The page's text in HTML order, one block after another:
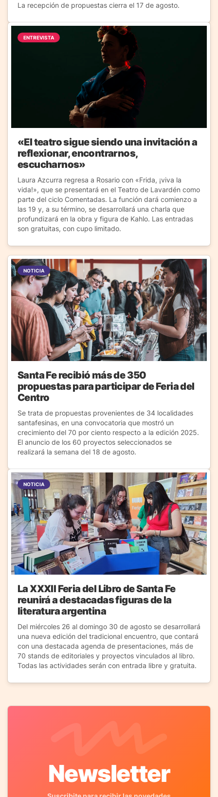
La recepción de propuestas cierra el 17 de agosto.
ENTREVISTA
«El teatro sigue siendo una invitación a
reflexionar, encontrarnos,
escucharnos»
Laura Azcurra regresa a Rosario con «Frida, ¡viva la
vida!», que se presentará en el Teatro de Lavardén como
parte del ciclo Comentadas. La función dará comienzo a
las 19 y, a su término, se desarrollará una charla que
profundizará en la obra y figura de Kahlo. Las entradas
son gratuitas, con cupo limitado.
NOTICIA
Santa Fe recibió más de 350
propuestas para participar de Feria del
Centro
Se trata de propuestas provenientes de 34 localidades
santafesinas, en una convocatoria que mostró un
crecimiento del 70 por ciento respecto a la edición 2025.
El anuncio de los 60 proyectos seleccionados se
realizará la semana del 18 de agosto.
NOTICIA
La XXXII Feria del Libro de Santa Fe
reunirá a destacadas figuras de la
literatura argentina
Del miércoles 26 al domingo 30 de agosto se desarrollará
una nueva edición del tradicional encuentro, que contará
con una destacada agenda de presentaciones, más de
70 stands de editoriales y proyectos vinculados al libro.
Todas las actividades serán con entrada libre y gratuita.
Newsletter